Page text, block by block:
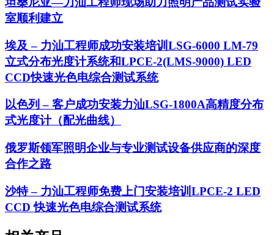
室顺利建立
埃及 – 力汕工程师成功安装培训LSG-6000 LM-79
立式分布光度计系统和LPCE-2(LMS-9000) LED
CCD快速光色电综合测试系统
以色列 – 客户成功安装力汕LSG-1800A高精度分布
式光度计（配光曲线）
俄罗斯领军照明企业与专业测试设备供应商的深度
合作之路
沙特 – 力汕工程师免费上门安装培训LPCE-2 LED
CCD 快速光色电综合测试系统